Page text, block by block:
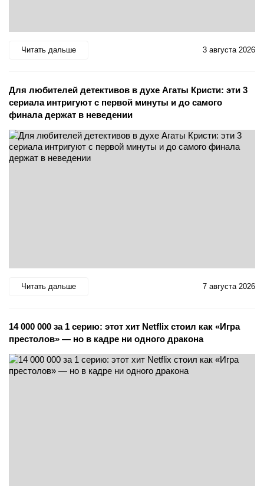
Читать дальше 3 августа 2026
Для любителей детективов в духе Агаты Кристи: эти 3
сериала интригуют с первой минуты и до самого
финала держат в неведении
Читать дальше 7 августа 2026
14 000 000 за 1 серию: этот хит Netflix стоил как «Игра
престолов» — но в кадре ни одного дракона